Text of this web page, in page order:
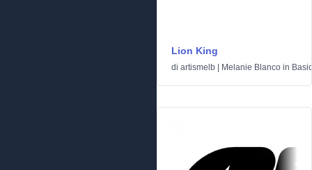
Lion King
di artismelb | Melanie Blanco in